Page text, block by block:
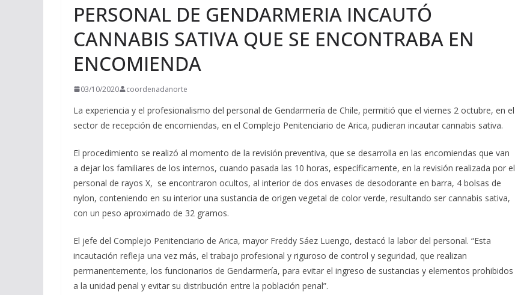
PERSONAL DE GENDARMERIA INCAUTÓ
CANNABIS SATIVA QUE SE ENCONTRABA EN
ENCOMIENDA
03/10/2020 coordenadanorte
La experiencia y el profesionalismo del personal de Gendarmería de Chile, permitió que el viernes 2 octubre, en el
sector de recepción de encomiendas, en el Complejo Penitenciario de Arica, pudieran incautar cannabis sativa.
El procedimiento se realizó al momento de la revisión preventiva, que se desarrolla en las encomiendas que van
a dejar los familiares de los internos, cuando pasada las 10 horas, específicamente, en la revisión realizada por el
personal de rayos X, se encontraron ocultos, al interior de dos envases de desodorante en barra, 4 bolsas de
nylon, conteniendo en su interior una sustancia de origen vegetal de color verde, resultando ser cannabis sativa,
con un peso aproximado de 32 gramos.
El jefe del Complejo Penitenciario de Arica, mayor Freddy Sáez Luengo, destacó la labor del personal. “Esta
incautación refleja una vez más, el trabajo profesional y riguroso de control y seguridad, que realizan
permanentemente, los funcionarios de Gendarmería, para evitar el ingreso de sustancias y elementos prohibidos
a la unidad penal y evitar su distribución entre la población penal”.